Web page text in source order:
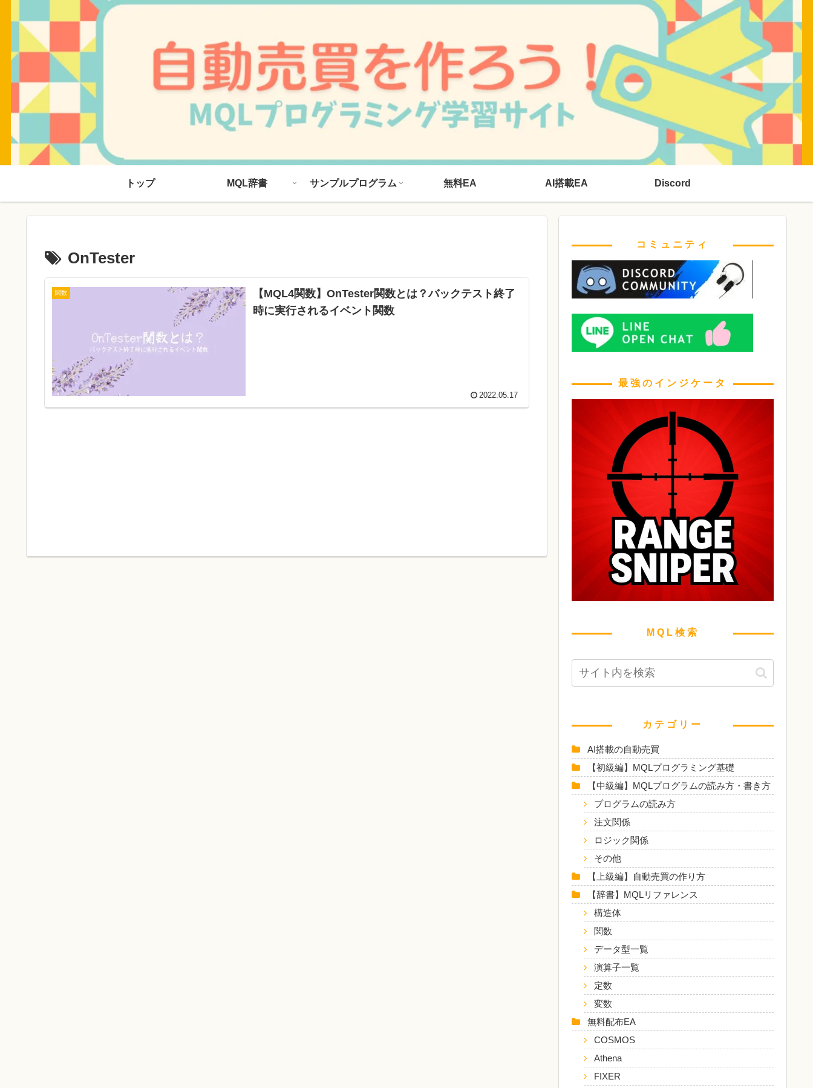
トップ MQL辞書 サンプルプログラム 無料EA AI搭載EA Discord
OnTester
関数
【MQL4関数】OnTester関数とは？バックテスト終了
時に実行されるイベント関数
2022.05.17
コミュニティ
最強のインジケータ
MQL検索
カテゴリー
AI搭載の自動売買
【初級編】MQLプログラミング基礎
【中級編】MQLプログラムの読み方・書き方
プログラムの読み方
注文関係
ロジック関係
その他
【上級編】自動売買の作り方
【辞書】MQLリファレンス
構造体
関数
データ型一覧
演算子一覧
定数
変数
無料配布EA
COSMOS
Athena
FIXER